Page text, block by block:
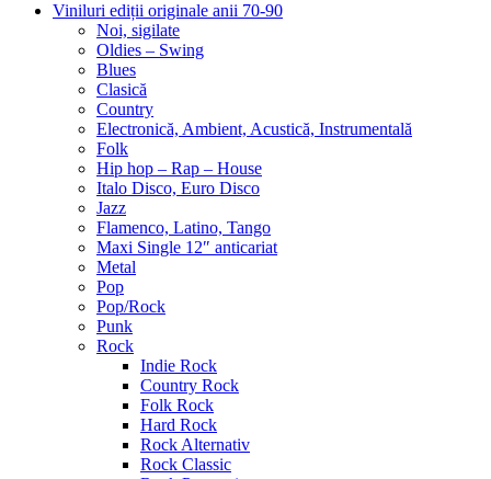
Viniluri ediții originale anii 70-90
Noi, sigilate
Oldies – Swing
Blues
Clasică
Country
Electronică, Ambient, Acustică, Instrumentală
Folk
Hip hop – Rap – House
Italo Disco, Euro Disco
Jazz
Flamenco, Latino, Tango
Maxi Single 12″ anticariat
Metal
Pop
Pop/Rock
Punk
Rock
Indie Rock
Country Rock
Folk Rock
Hard Rock
Rock Alternativ
Rock Classic